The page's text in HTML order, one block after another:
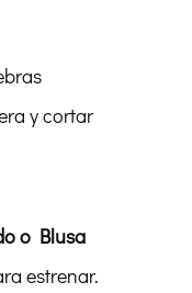
y cortar
o Blusa
estrenar.